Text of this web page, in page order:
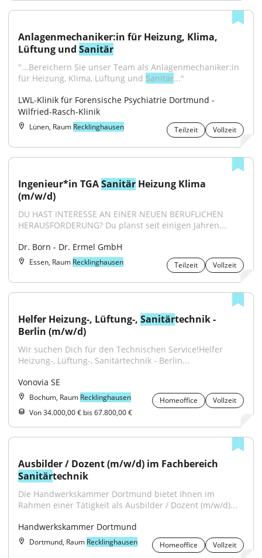
Anlagenmechaniker:in für Heizung, Klima,
Lüftung und Sanitär
"...Bereichern Sie unser Team als Anlagenmechaniker:in
für Heizung, Klima, Lüftung und Sanitär..."
LWL-Klinik für Forensische Psychiatrie Dortmund -
Wilfried-Rasch-Klinik
Lünen, Raum Recklinghausen Teilzeit Vollzeit
Ingenieur*in TGA Sanitär Heizung Klima
(m/w/d)
DU HAST INTERESSE AN EINER NEUEN BERUFLICHEN
HERAUSFORDERUNG? Du planst seit einigen Jahren...
Dr. Born - Dr. Ermel GmbH
Essen, Raum Recklinghausen Teilzeit Vollzeit
Helfer Heizung-, Lüftung-, Sanitärtechnik -
Berlin (m/w/d)
Wir suchen Dich für den Technischen Service!Helfer
Heizung-, Lüftung-, Sanitärtechnik - Berlin...
Vonovia SE
Bochum, Raum Recklinghausen Homeoffice
Vollzeit
Von 34.000,00 € bis 67.800,00 €
Sanitärtechnik
Die Handwerkskammer Dortmund bietet Ihnen im
Rahmen einer Tätigkeit als Ausbilder / Dozent (m/w/d)...
Handwerkskammer Dortmund
Dortmund, Raum Recklinghausen Homeoffice Vollzeit